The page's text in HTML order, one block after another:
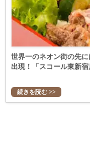
世界一のネオン街の先
出現！「スコール東新宿
続きを読む >>